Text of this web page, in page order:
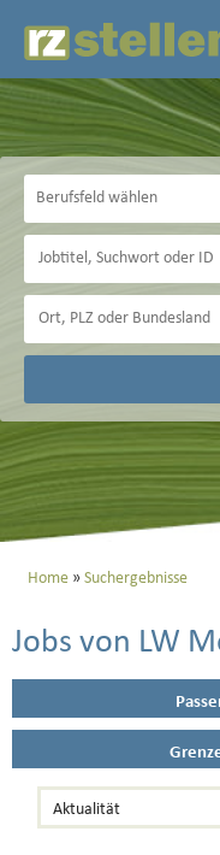
Home Suchergebnisse
Jobs von LW